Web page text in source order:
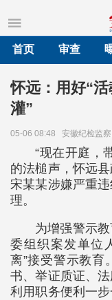
首页
审查
怀远：用好“
灌”
05-06 08:48 安徽纪检监
“现在开庭，
的法槌声，怀远
宋某某涉嫌严重
理。
为增强警示
委组织案发单位
离”接受警示教育
书、举证质证、
利用职务便利一